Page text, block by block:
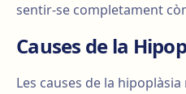
sentir-se completament
Causes de la
Les causes de la